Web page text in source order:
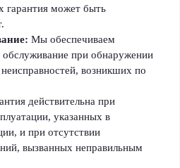
гарантия может быть
Мы обеспечиваем
обслуживание при обнаружении
возникших по
действительна при
указанных в
и при отсутствии
вызванных неправильным